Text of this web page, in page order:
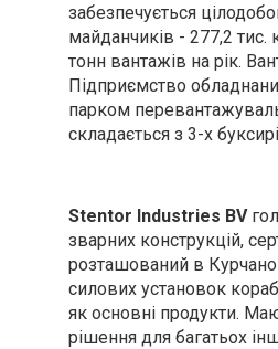
забезпечується
майданчиків - 277,2
тонн вантажів на рік.
Підприємство
парком
складається з 3-х
Stentor Industries BV
зварних конструкцій,
розташований в
силових установок
як основні продукти.
рішення для багатьох